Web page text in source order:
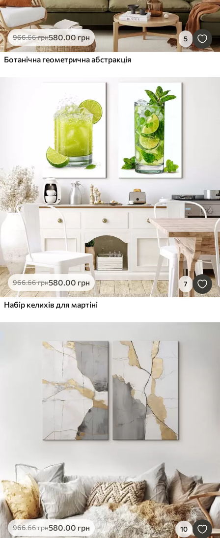
966.66грн580.00грн 5
Ботанічна геометрична абстракція
966.66грн580.00 грн 7
Набір келихів для мартіні
966.66грн580.00 грн 10